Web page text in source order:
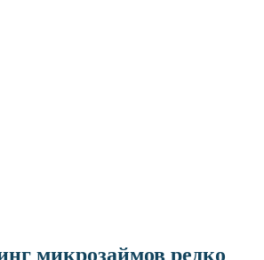
микрозаймов редко